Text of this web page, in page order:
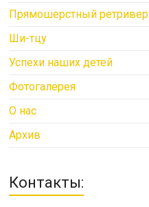
Прямошерстный ретривер
Ши-тцу
Успехи наших детей
Фотогалерея
О нас
Архив
Контакты: